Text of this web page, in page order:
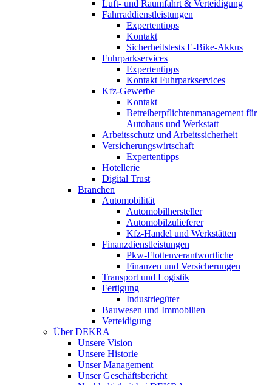
Luft- und Raumfahrt & Verteidigung
Fahrraddienstleistungen
Expertentipps
Kontakt
Sicherheitstests E-Bike-Akkus
Fuhrparkservices
Expertentipps
Kontakt Fuhrparkservices
Kfz-Gewerbe
Kontakt
Betreiberpflichtenmanagement für
Autohaus und Werkstatt
Arbeitsschutz und Arbeitssicherheit
Versicherungswirtschaft
Expertentipps
Hotellerie
Digital Trust
Branchen
Automobilität
Automobilhersteller
Automobilzulieferer
Kfz-Handel und Werkstätten
Finanzdienstleistungen
Pkw‑Flottenverantwortliche
Finanzen und Versicherungen
Transport und Logistik
Fertigung
Industriegüter
Bauwesen und Immobilien
Verteidigung
Über DEKRA
Unsere Vision
Unsere Historie
Unser Management
Unser Geschäftsbericht